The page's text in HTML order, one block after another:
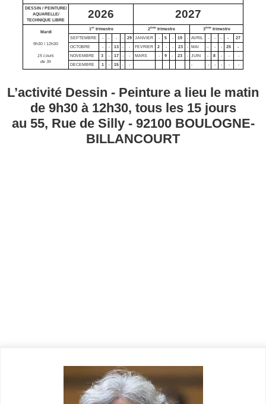
DESSIN / PEINTURE/
AQUARELLE/
TECHNIQUE LIBRE
2026 2027
Mardi
9h30 / 12h30
15 cours
de 3h
1ertrimestre 2ème trimestre 3èmetrimestre
SEPTEMBRE - - - - 29 JANVIER - 5 - 19 - AVRIL - - - - 27
OCTOBRE - - 13 - - FEVRIER 2 - - 23 - MAI - - - 25 -
NOVEMBRE 3 - 17 - - MARS - 9 - 23 - JUIN - 8 - - -
DECEMBRE 1 - 15 - - - - - - - -
L’activité Dessin - Peinture a lieu le matin
de 9h30 à 12h30, tous les 15 jours
au 55, Rue de Silly - 92100 BOULOGNE-
BILLANCOURT